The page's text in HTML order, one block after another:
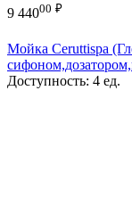
9 44000 ₽
Мойка Ceruttispa
Доступность: 4 ед.